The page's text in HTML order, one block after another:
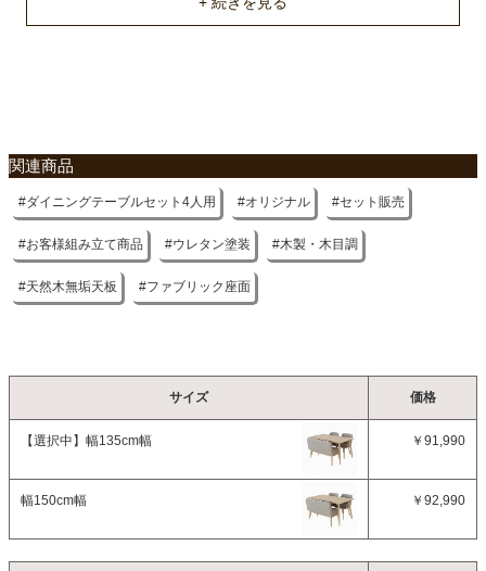
約113.8cm/129.5cm
約140x84x11/60x62x50(2個)/51x113x53(cm)
原産国
ベトナム
関連商品
ダイニングテーブルセット4人用 オリジナル セット販売
お客様組み立て商品 ウレタン塗装 木製・木目調
天然木無垢天板 ファブリック座面
サイズ 価格
【選択中】 幅135cm幅 ￥91,990
幅150cm幅 ￥92,990